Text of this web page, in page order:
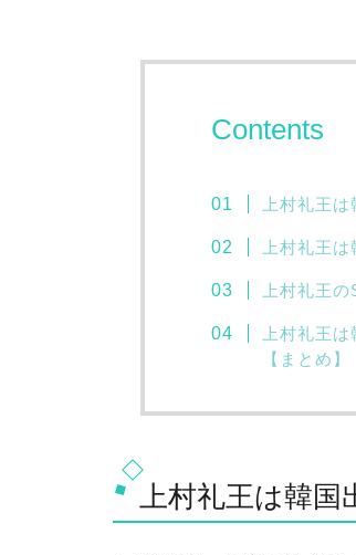
Contents
上村礼王
上村礼王
上村礼王
上村礼王
【まとめ】
上村礼王は韓